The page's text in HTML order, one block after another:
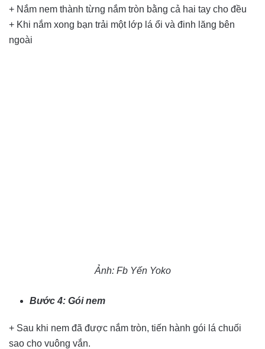
+ Nắm nem thành từng nắm tròn bằng cả hai tay cho đều
+ Khi nắm xong bạn trải một lớp lá ổi và đinh lăng bên
ngoài
Ảnh: Fb Yến Yoko
Bước 4: Gói nem
+ Sau khi nem đã được nắm tròn, tiến hành gói lá chuối
sao cho vuông vắn.